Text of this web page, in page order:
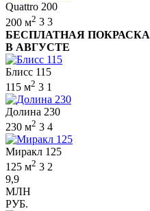
Quattro 200
200 м2 3 3
БЕСПЛАТНАЯ ПОКРАСКА
В АВГУСТЕ
Блисс 115
115 м2 3 1
Долина 230
230 м2 3 4
Миракл 125
125 м2 3 2
9,9
МЛН
РУБ.